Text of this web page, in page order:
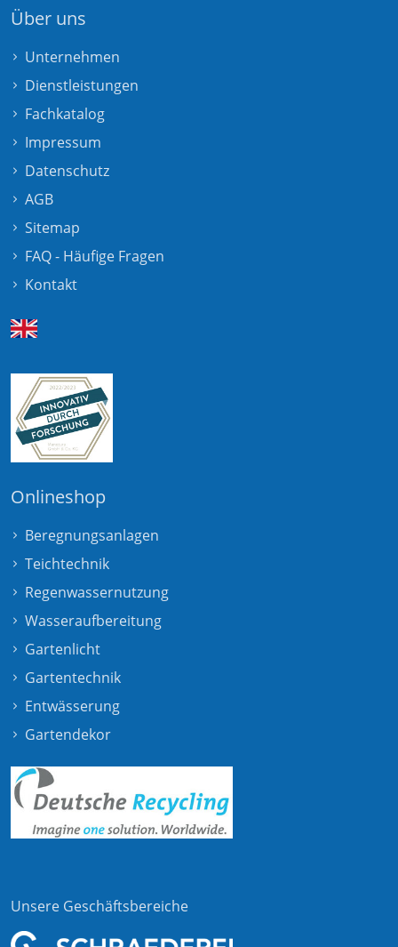
Über uns
Unternehmen
Dienstleistungen
Fachkatalog
Impressum
Datenschutz
AGB
Sitemap
FAQ - Häufige Fragen
Kontakt
Onlineshop
Beregnungsanlagen
Teichtechnik
Regenwassernutzung
Wasseraufbereitung
Gartenlicht
Gartentechnik
Entwässerung
Gartendekor
Unsere Geschäftsbereiche